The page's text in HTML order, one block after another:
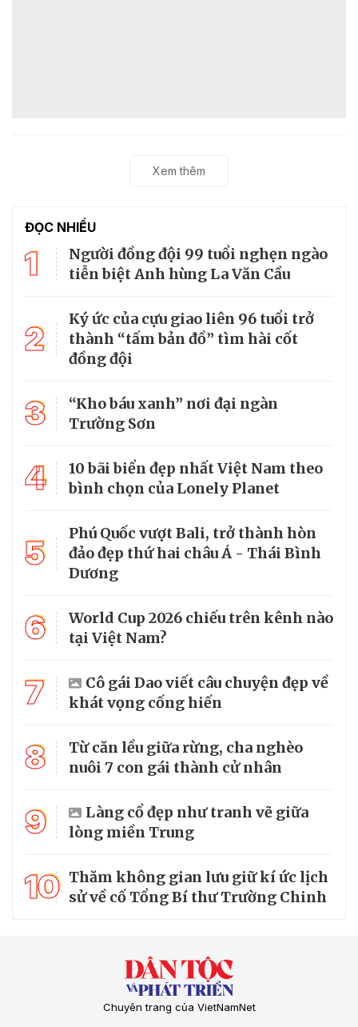
Xem thêm
ĐỌC NHIỀU
1
Người đồng đội 99 tuổi nghẹn ngào
tiễn biệt Anh hùng La Văn Cầu
2
Ký ức của cựu giao liên 96 tuổi trở
thành “tấm bản đồ” tìm hài cốt
đồng đội
3
“Kho báu xanh” nơi đại ngàn
Trường Sơn
4
10 bãi biển đẹp nhất Việt Nam theo
bình chọn của Lonely Planet
5
Phú Quốc vượt Bali, trở thành hòn
đảo đẹp thứ hai châu Á - Thái Bình
Dương
6
World Cup 2026 chiếu trên kênh nào
tại Việt Nam?
7
Cô gái Dao viết câu chuyện đẹp về
khát vọng cống hiến
8
Từ căn lều giữa rừng, cha nghèo
nuôi 7 con gái thành cử nhân
9
Làng cổ đẹp như tranh vẽ giữa
lòng miền Trung
10 Thăm không gian lưu giữ kí ức lịch
sử về cố Tổng Bí thư Trường Chinh
Chuyên trang của VietNamNet